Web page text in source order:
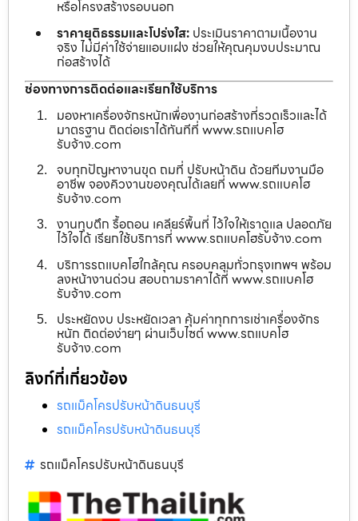
หรือโครงสร้างรอบนอก
ราคายุติธรรมและโปร่งใส: ประเมินราคาตามเนื้องาน
จริง ไม่มีค่าใช้จ่ายแอบแฝง ช่วยให้คุณคุมงบประมาณ
ก่อสร้างได้
ช่องทางการติดต่อและเรียกใช้บริการ
มองหาเครื่องจักรหนักเพื่องานก่อสร้างที่รวดเร็วและได้
มาตรฐาน ติดต่อเราได้ทันทีที่ www.รถแบคโฮ
รับจ้าง.com
จบทุกปัญหางานขุด ถมที่ ปรับหน้าดิน ด้วยทีมงานมือ
อาชีพ จองคิวงานของคุณได้เลยที่ www.รถแบคโฮ
รับจ้าง.com
งานทุบตึก รื้อถอน เคลียร์พื้นที่ ไว้ใจให้เราดูแล ปลอดภัย
ไว้ใจได้ เรียกใช้บริการที่ www.รถแบคโฮรับจ้าง.com
บริการรถแบคโฮใกล้คุณ ครอบคลุมทั่วกรุงเทพฯ พร้อม
ลงหน้างานด่วน สอบถามราคาได้ที่ www.รถแบคโฮ
รับจ้าง.com
ประหยัดงบ ประหยัดเวลา คุ้มค่าทุกการเช่าเครื่องจักร
หนัก ติดต่อง่ายๆ ผ่านเว็บไซต์ www.รถแบคโฮ
รับจ้าง.com
ลิงก์ที่เกี่ยวข้อง
รถแม็คโครปรับหน้าดินธนบุรี
รถแม็คโครปรับหน้าดินธนบุรี
รถแม็คโครปรับหน้าดินธนบุรี